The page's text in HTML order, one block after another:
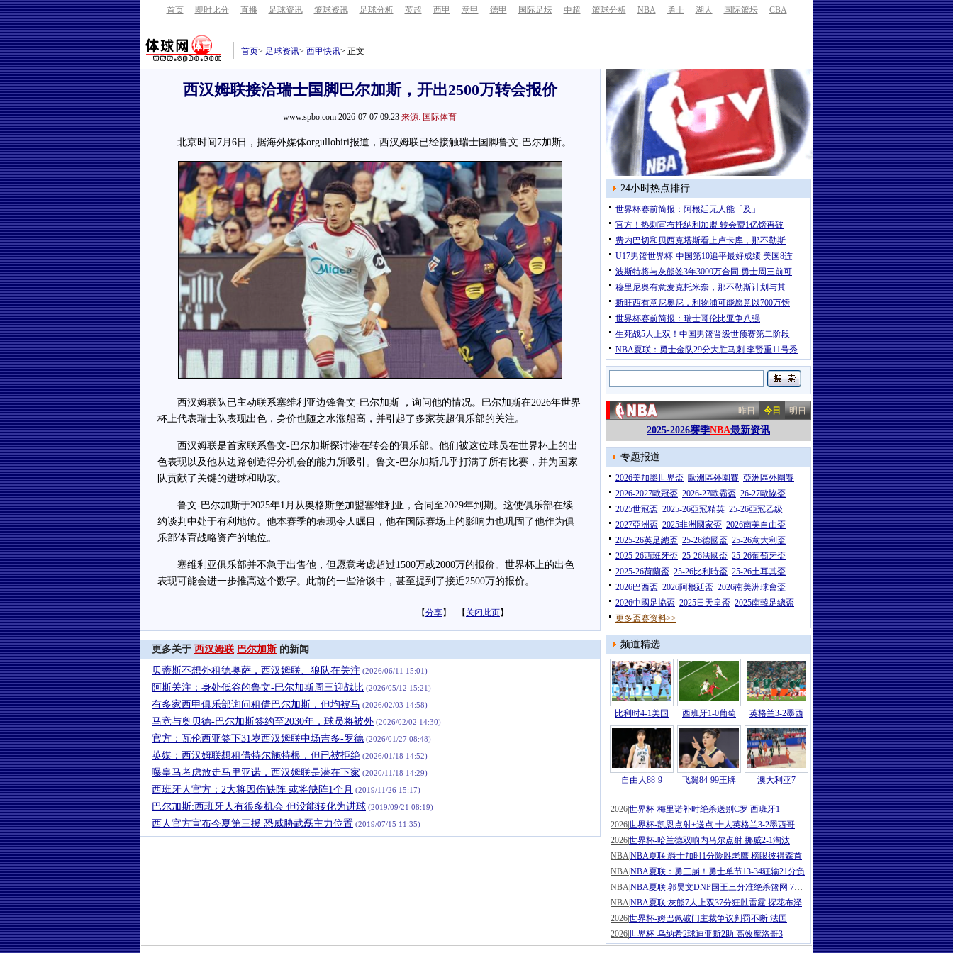
首页 - 即时比分 - 直播 - 足球资讯 - 篮球资讯 - 足球分析 - 英超 - 西甲 - 意甲 - 德甲 - 国际足坛 - 中超 - 篮球分析 - NBA - 勇士 - 湖人 - 国际篮坛 - CBA
首页> 足球资讯> 西甲快讯> 正文
西汉姆联接洽瑞士国脚巴尔加斯，开出2500万转会报价
www.spbo.com 2026-07-07 09:23 来源: 国际体育
北京时间7月6日，据海外媒体orgullobiri报道，西汉姆联已经接触瑞士国脚鲁文-巴尔加斯。
西汉姆联队已主动联系塞维利亚边锋鲁文-巴尔加斯 ，询问他的情况。巴尔加斯在2026年世界
杯上代表瑞士队表现出色，身价也随之水涨船高，并引起了多家英超俱乐部的关注。
西汉姆联是首家联系鲁文-巴尔加斯探讨潜在转会的俱乐部。他们被这位球员在世界杯上的出
色表现以及他从边路创造得分机会的能力所吸引。鲁文-巴尔加斯几乎打满了所有比赛，并为国家
队贡献了关键的进球和助攻。
鲁文-巴尔加斯于2025年1月从奥格斯堡加盟塞维利亚，合同至2029年到期。这使俱乐部在续
约谈判中处于有利地位。他本赛季的表现令人瞩目，他在国际赛场上的影响力也巩固了他作为俱
乐部体育战略资产的地位。
塞维利亚俱乐部并不急于出售他，但愿意考虑超过1500万或2000万的报价。世界杯上的出色
表现可能会进一步推高这个数字。此前的一些洽谈中，甚至提到了接近2500万的报价。
【分享】 【 关闭此页】
更多关于 西汉姆联 巴尔加斯 的新闻
贝蒂斯不想外租德奥萨，西汉姆联、狼队在关注 (2026/06/11 15:01)
阿斯关注：身处低谷的鲁文-巴尔加斯周三迎战比 (2026/05/12 15:21)
有多家西甲俱乐部询问租借巴尔加斯，但均被马 (2026/02/03 14:58)
马竞与奥贝德-巴尔加斯签约至2030年，球员将被外 (2026/02/02 14:30)
官方：瓦伦西亚签下31岁西汉姆联中场吉多-罗德 (2026/01/27 08:48)
英媒：西汉姆联想租借特尔施特根，但已被拒绝 (2026/01/18 14:52)
曝皇马考虑放走马里亚诺，西汉姆联是潜在下家 (2020/11/18 14:29)
西班牙人官方：2大将因伤缺阵 或将缺阵1个月 (2019/11/26 15:17)
巴尔加斯:西班牙人有很多机会 但没能转化为进球 (2019/09/21 08:19)
西人官方宣布今夏第三援 恐威胁武磊主力位置 (2019/07/15 11:35)
24小时热点排行
世界杯赛前简报：阿根廷无人能「及」
官方！热刺宣布托纳利加盟 转会费1亿镑再破
费内巴切和贝西克塔斯看上卢卡库，那不勒斯
U17男篮世界杯-中国第10追平最好成绩 美国8连
波斯特将与灰熊签3年3000万合同 勇士周三前可
穆里尼奥有意麦克托米奈，那不勒斯计划与其
斯旺西有意尼奥尼，利物浦可能愿意以700万镑
世界杯赛前简报：瑞士哥伦比亚争八强
生死战5人上双！中国男篮晋级世预赛第二阶段
NBA夏联：勇士金队29分大胜马刺 李贤重11号秀
昨日 今日 明日
2025-2026赛季NBA最新资讯
专题报道
2026美加墨世界盃 歐洲區外圍賽 亞洲區外圍賽
2026-2027歐冠盃 2026-27歐霸盃 26-27歐協盃
2025世冠盃 2025-26亞冠精英 25-26亞冠乙级
2027亞洲盃 2025非洲國家盃 2026南美自由盃
2025-26英足總盃 25-26德國盃 25-26意大利盃
2025-26西班牙盃 25-26法國盃 25-26葡萄牙盃
2025-26荷蘭盃 25-26比利時盃 25-26土耳其盃
2026巴西盃 2026阿根廷盃 2026南美洲球會盃
2026中國足協盃 2025日天皇盃 2025南韓足總盃
更多盃赛资料>>
频道精选
比利时4-1美国 西班牙1-0葡萄 英格兰3-2墨西
自由人88-9 飞翼84-99王牌
澳大利亚7
2026 |世界杯-东道主全止步16强！比利
2026世界杯-梅里诺补时绝杀送别C罗 西班牙1-
2026世界杯-凯恩点射+送点 十人英格兰3-2墨西哥
2026世界杯-哈兰德双响内马尔点射 挪威2-1淘汰
NBANBA夏联:爵士加时1分险胜老鹰 榜眼彼得森首
NBANBA夏联：勇三崩！勇士单节13-34狂输21分负
NBANBA夏联:郭昊文DNP国王三分准绝杀篮网 7号秀
NBANBA夏联:灰熊7人上双37分狂胜雷霆 探花布泽
2026世界杯-姆巴佩破门主裁争议判罚不断 法国
2026世界杯-乌纳希2球迪亚斯2助 高效摩洛哥3